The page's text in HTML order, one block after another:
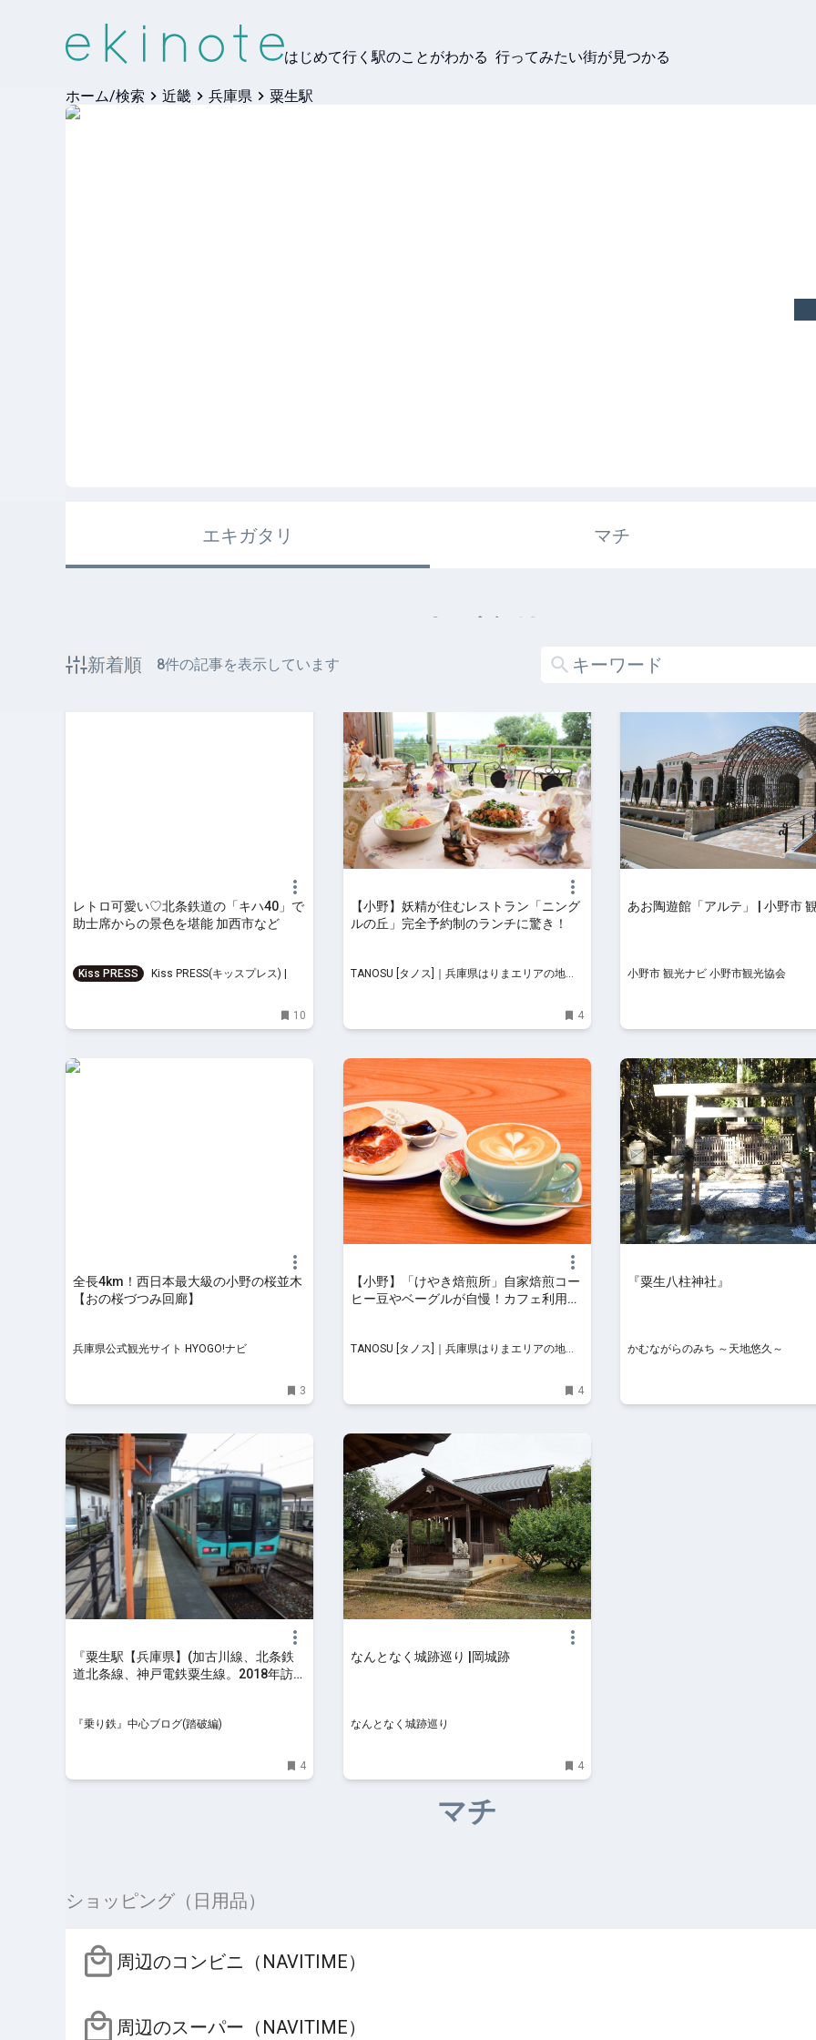
はじめて行く駅のことがわかる 行ってみたい街が見つかる
ホーム/検索 近畿 兵庫県 粟生駅
エキガタリ マチ
エキガタリ
新着順 8件の記事を表示しています
レトロ可愛い♡北条鉄道の「キハ40」で
助士席からの景色を堪能 加西市など
Kiss PRESS
Kiss PRESS(キッスプレス) | 街
10
【小野】妖精が住むレストラン「ニング
ルの丘」完全予約制のランチに驚き！
TANOSU [タノス]｜兵庫県はりまエリアの地域
4
あお陶遊館「アルテ」 | 小野市
小野市 観光ナビ 小野市観光協会
全長4km！西日本最大級の小野の桜並木
【おの桜づつみ回廊】
兵庫県公式観光サイト HYOGO!ナビ
3
【小野】「けやき焙煎所」自家焙煎コー
ヒー豆やベーグルが自慢！カフェ利用も
TANOSU [タノス]｜兵庫県はりまエリアの地域
4
『粟生八柱神社』
かむながらのみち ～天地悠久～
『粟生駅【兵庫県】(加古川線、北条鉄
道北条線、神戸電鉄粟生線。2018年訪
『乗り鉄』中心ブログ(踏破編)
4
なんとなく城跡巡り |岡城跡
なんとなく城跡巡り
4
マチ
ショッピング（日用品）
周辺のコンビニ（NAVITIME）
周辺のスーパー（NAVITIME）